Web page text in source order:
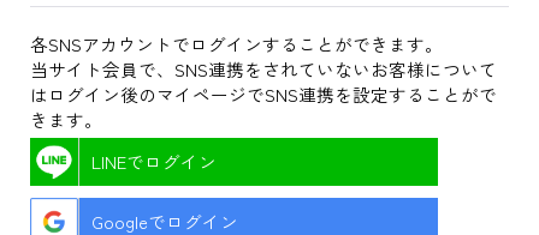
各SNSアカウントでログインすることができます。
当サイト会員で、SNS連携をされていないお客様について
はログイン後のマイページでSNS連携を設定することがで
きます。
LINEでログイン
Googleでログイン